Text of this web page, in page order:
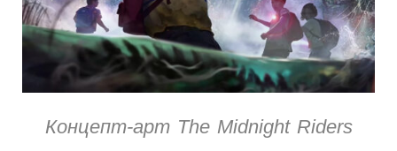
Концепт-арт The Midnight Riders